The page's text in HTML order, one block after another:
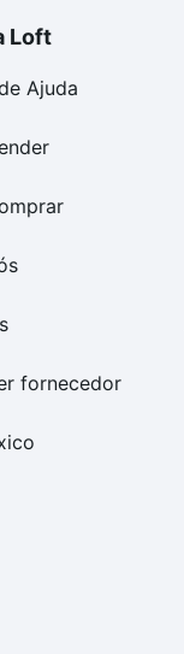
Loft
Ajuda
fornecedor